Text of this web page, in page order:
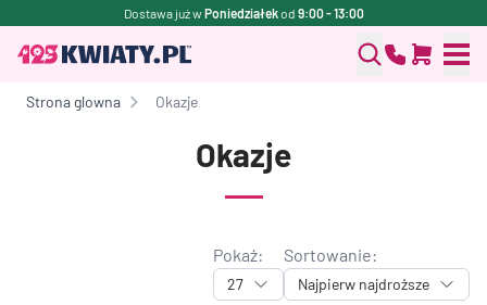
Dostawa już wPoniedziałekod 9:00 - 13:00
Strona glowna Okazje
Okazje
Pokaż:
27
Sortowanie:
Najpierw najdroższe